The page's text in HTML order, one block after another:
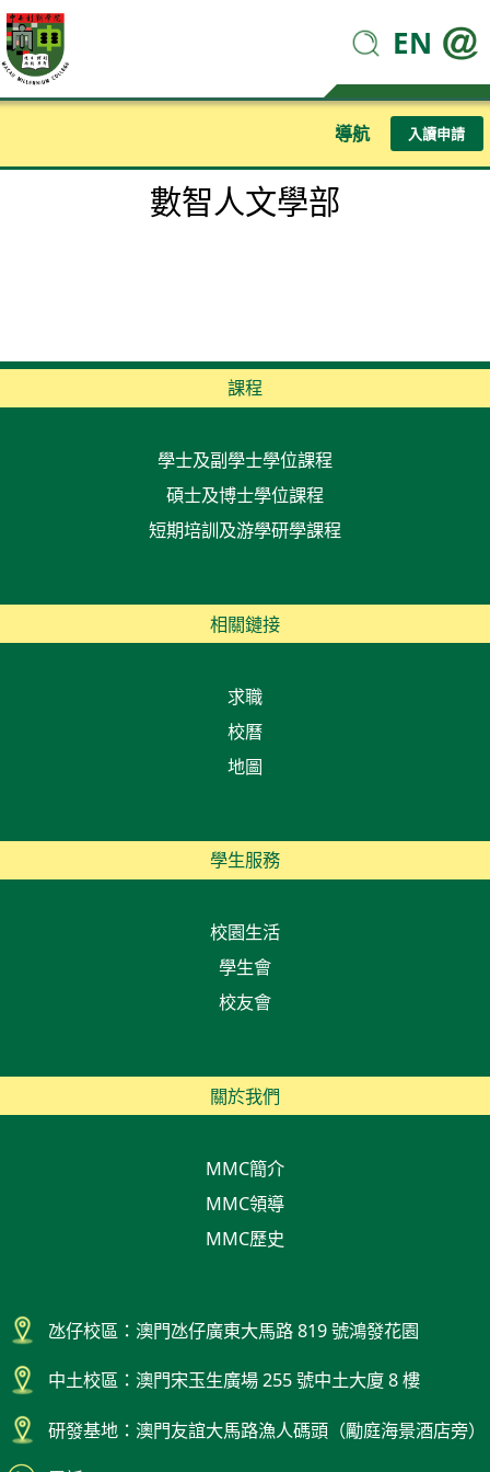
EN
導航 入讀申請
數智人文學部
課程
學士及副學士學位課程
碩士及博士學位課程
短期培訓及游學研學課程
相關鏈接
求職
校曆
地圖
學生服務
校園生活
學生會
校友會
關於我們
MMC簡介
MMC領導
MMC歷史
氹仔校區：澳門氹仔廣東大馬路 819 號鴻發花園
中土校區：澳門宋玉生廣場 255 號中土大廈 8 樓
研發基地：澳門友誼大馬路漁人碼頭（勵庭海景酒店旁）